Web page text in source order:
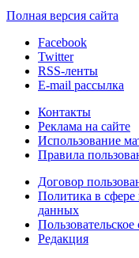
Полная версия сайта
Facebook
Twitter
RSS-ленты
E-mail рассылка
Контакты
Реклама на сайте
Использование
Правила
Договор
Политика в
данных
Редакция